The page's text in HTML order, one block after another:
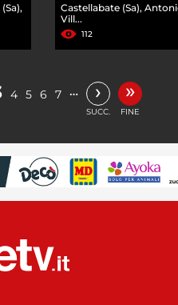
Castellabate (Sa),
Vill...
112
4 5 6 7 … ›
SUCC.
»
FINE